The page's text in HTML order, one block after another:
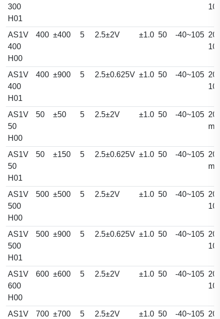
300
H01
AS1V
400
H00
400 ±400 5 2.5±2V ±1.0 50 -40~105
AS1V
400
H01
400 ±900 5 2.5±0.625V ±1.0 50 -40~105
AS1V
50
H00
50 ±50 5 2.5±2V ±1.0 50 -40~105
AS1V
50
H01
50 ±150 5 2.5±0.625V ±1.0 50 -40~105
AS1V
500
H00
500 ±500 5 2.5±2V ±1.0 50 -40~105
AS1V
500
H01
500 ±900 5 2.5±0.625V ±1.0 50 -40~105
AS1V
600
H00
600 ±600 5 2.5±2V ±1.0 50 -40~105
AS1V
700 ±700 5 2.5±2V ±1.0 50 -40~105